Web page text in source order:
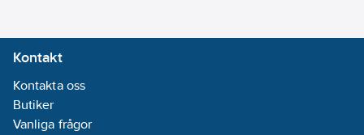
Kontakt
Kontakta oss
Butiker
Vanliga frågor